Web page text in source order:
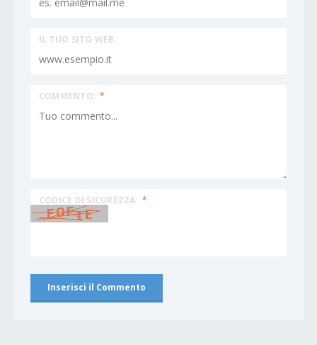
IL TUO SITO WEB:
COMMENTO: *
CODICE DI SICUREZZA: *